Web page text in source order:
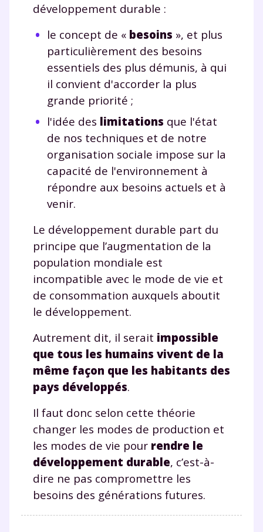
développement durable :
le concept de « besoins », et plus
particulièrement des besoins
essentiels des plus démunis, à qui
il convient d'accorder la plus
grande priorité ;
l'idée des limitations que l'état
de nos techniques et de notre
organisation sociale impose sur la
capacité de l'environnement à
répondre aux besoins actuels et à
venir.
Le développement durable part du
principe que l’augmentation de la
population mondiale est
incompatible avec le mode de vie et
de consommation auxquels aboutit
le développement.
Autrement dit, il serait impossible
que tous les humains vivent de la
même façon que les habitants des
pays développés.
Il faut donc selon cette théorie
changer les modes de production et
les modes de vie pour rendre le
développement durable, c’est-à-
dire ne pas compromettre les
besoins des générations futures.